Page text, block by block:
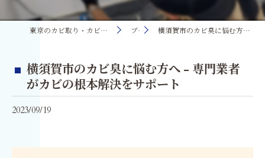
東京のカビ取り・カビ対策ならMIST工法®カビ取リフォーム ブログ 横須賀市のカビ臭に悩む方へ - 専門業者がカビの根本解決をサポート
横須賀市のカビ臭に悩む方へ - 専門業者
がカビの根本解決をサポート
2023/09/19